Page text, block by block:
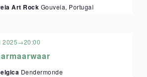
Art Rock Gouveia, Portugal
2025→20:00
Dendermonde